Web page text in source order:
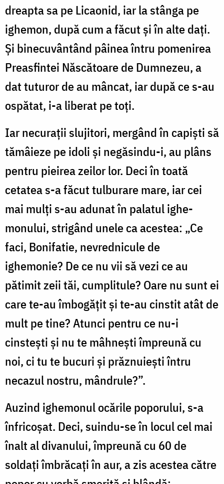
dreapta sa pe Licaonid, iar la stânga pe
ighemon, după cum a făcut și în alte dați.
Și binecuvântând pâinea întru pomenirea
Preasfintei Născătoare de Dumnezeu, a
dat tuturor de au mâncat, iar după ce s-au
ospătat, i-a liberat pe toți.
Iar necurații slujitori, mergând în capiști să
tămâieze pe idoli și negăsindu-i, au plâns
pentru pieirea zeilor lor. Deci în toată
cetatea s-a făcut tulburare mare, iar cei
mai mulți s-au adunat în palatul ighe-
monului, strigând unele ca acestea: „Ce
faci, Bonifatie, nevrednicule de
ighemonie? De ce nu vii să vezi ce au
pătimit zeii tăi, cumplitule? Oare nu sunt ei
care te-au îmbogățit și te-au cinstit atât de
mult pe tine? Atunci pentru ce nu-i
cinstești și nu te mâhnești împreună cu
noi, ci tu te bucuri și prăznuiești întru
necazul nostru, mândrule?”.
Auzind ighemonul ocările poporului, s-a
înfricoșat. Deci, suindu-se în locul cel mai
înalt al divanului, împreună cu 60 de
soldați îmbrăcați în aur, a zis acestea către